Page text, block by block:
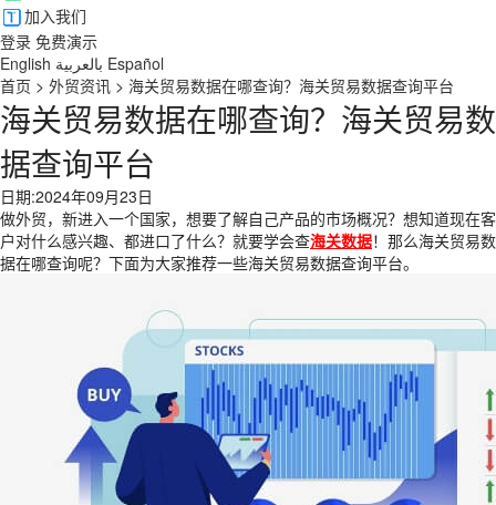
加入我们
登录 免费演示
English بالعربية Español
首页 > 外贸资讯 > 海关贸易数据在哪查询？海关贸易数据查询平台
海关贸易数据在哪查询？海关贸易数
据查询平台
日期:2024年09月23日
做外贸，新进入一个国家，想要了解自己产品的市场概况？想知道现在客
户对什么感兴趣、都进口了什么？就要学会查海关数据！那么海关贸易数
据在哪查询呢？下面为大家推荐一些海关贸易数据查询平台。